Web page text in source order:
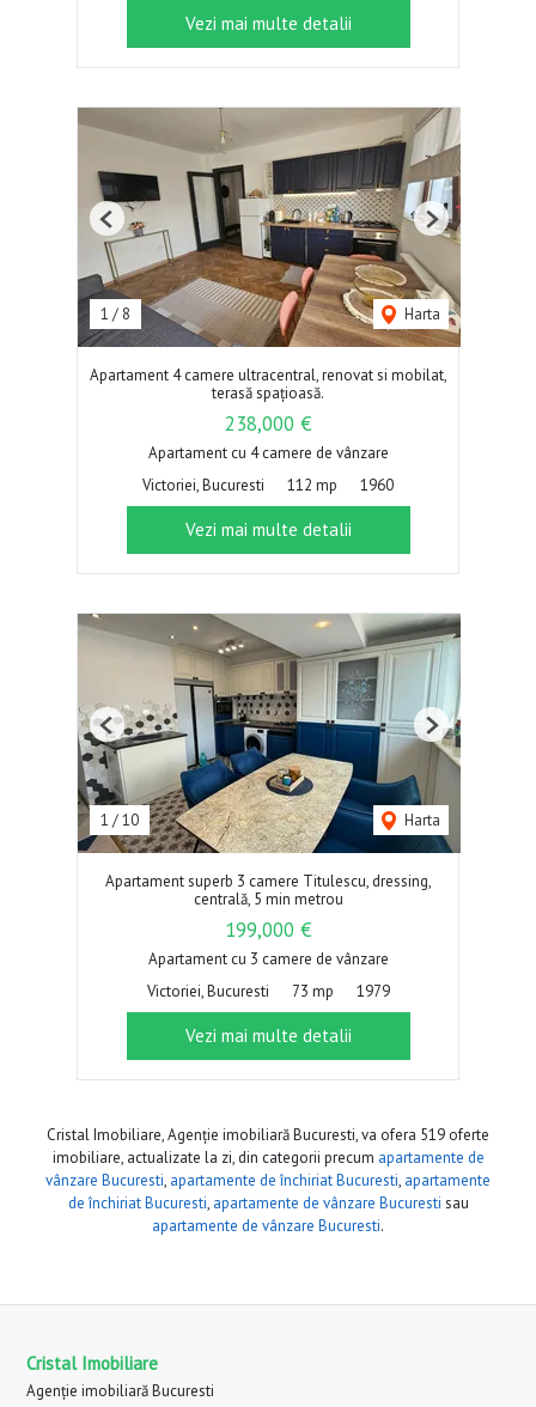
Vezi mai multe detalii
1 / 8 Harta
Previous Next
Apartament 4 camere ultracentral, renovat si mobilat,
terasă spațioasă.
238,000 €
Apartament cu 4 camere de vânzare
Victoriei, Bucuresti
112 mp 1960
Vezi mai multe detalii
1 /10 Harta
Previous Next
Apartament superb 3 camere Titulescu, dressing,
centrală, 5 min metrou
199,000 €
Apartament cu 3 camere de vânzare
Victoriei, Bucuresti
73 mp 1979
Vezi mai multe detalii
Cristal Imobiliare, Agenție imobiliară Bucuresti, va ofera 519 oferte
imobiliare, actualizate la zi, din categorii precum apartamente de
vânzare Bucuresti, apartamente de închiriat Bucuresti, apartamente
de închiriat Bucuresti, apartamente de vânzare Bucuresti sau
apartamente de vânzare Bucuresti.
Cristal Imobiliare
Agenție imobiliară Bucuresti